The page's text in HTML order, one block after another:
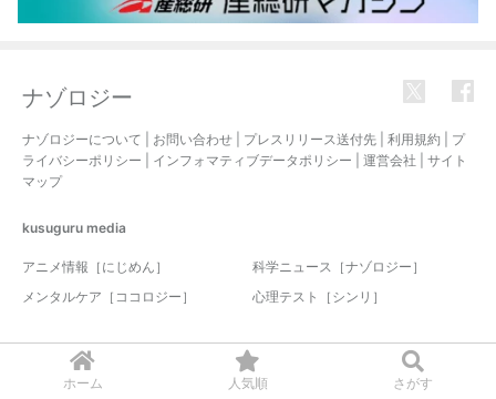
ホーム 人気順 さがす
ナゾロジー
ナゾロジーについて お問い合わせ プレスリリース送付先 利用規約
プ
ライバシーポリシー
インフォマティブデータポリシー 運営会社
サイト
マップ
kusuguru media
アニメ情報［にじめん］
科学ニュース［ナゾロジー］
メンタルケア［ココロジー］
心理テスト［シンリ］
© 2017-2026 nazology. all rights reserved.